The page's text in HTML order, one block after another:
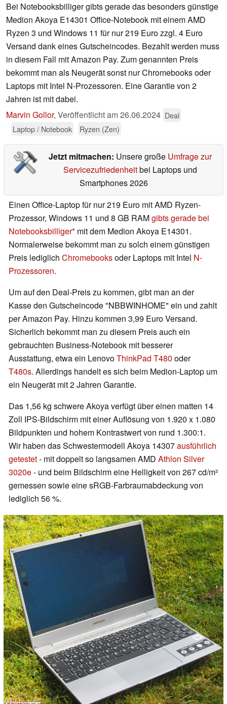
Bei Notebooksbilliger gibts gerade das besonders günstige
Medion Akoya E14301 Office-Notebook mit einem AMD
Ryzen 3 und Windows 11 für nur 219 Euro zzgl. 4 Euro
Versand dank eines Gutscheincodes. Bezahlt werden muss
in diesem Fall mit Amazon Pay. Zum genannten Preis
bekommt man als Neugerät sonst nur Chromebooks oder
Laptops mit Intel N-Prozessoren. Eine Garantie von 2
Jahren ist mit dabei.
Marvin Gollor, Veröffentlicht am26.06.2024 Deal
Laptop / Notebook
Ryzen (Zen)
Jetzt mitmachen: Unsere große Umfrage zur
Servicezufriedenheitbei Laptops und
Smartphones 2026
Einen Office-Laptop für nur 219 Euro mit AMD Ryzen-
Prozessor, Windows 11 und 8 GB RAMgibts gerade bei
Notebooksbilliger mit dem Medion Akoya E14301.
Normalerweise bekommt man zu solch einem günstigen
Preis lediglich Chromebooksoder Laptops mit Intel N-
Prozessoren.
Um auf den Deal-Preis zu kommen, gibt man an der
Kasse den Gutscheincode "NBBWINHOME" ein und zahlt
per Amazon Pay. Hinzu kommen 3,99 Euro Versand.
Sicherlich bekommt man zu diesem Preis auch ein
gebrauchten Business-Notebook mit besserer
Ausstattung, etwa ein LenovoThinkPad T480 oder
T480s. Allerdings handelt es sich beim Medion-Laptop um
ein Neugerät mit 2 Jahren Garantie.
Das 1,56 kg schwere Akoya verfügt über einen matten 14
Zoll IPS-Bildschirm mit einer Auflösung von 1.920 x 1.080
Bildpunkten und hohem Kontrastwert von rund 1.300:1.
Wir haben das Schwestermodell Akoya 14307ausführlich
getestet- mit doppelt so langsamen AMD Athlon Silver
3020e- und beim Bildschirm eine Helligkeit von 267 cd/m²
gemessen sowie eine sRGB-Farbraumabdeckung von
lediglich 56 %.